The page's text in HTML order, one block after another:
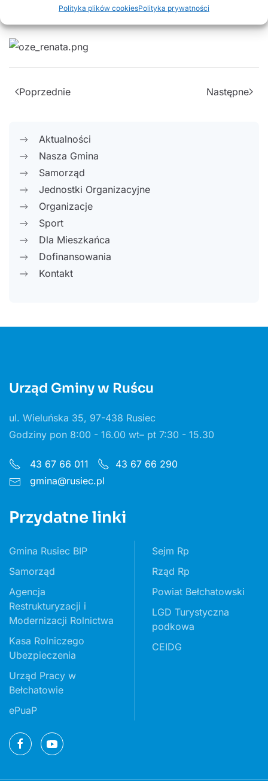
Polityka plików cookiesPolityka prywatności
Poprzednie Następne
Aktualności
Nasza Gmina
Samorząd
Jednostki Organizacyjne
Organizacje
Sport
Dla Mieszkańca
Dofinansowania
Kontakt
Urząd Gminy w Ruścu
ul. Wieluńska 35, 97-438 Rusiec
Godziny pon 8:00 - 16.00 wt– pt 7:30 - 15.30
43 67 66 011
43 67 66 290
gmina@rusiec.pl
Przydatne linki
Gmina Rusiec BIP
Samorząd
Agencja
Restrukturyzacji i
Modernizacji Rolnictwa
Kasa Rolniczego
Ubezpieczenia
Urząd Pracy w
Bełchatowie
ePuaP
Sejm Rp
Rząd Rp
Powiat Bełchatowski
LGD Turystyczna
podkowa
CEIDG